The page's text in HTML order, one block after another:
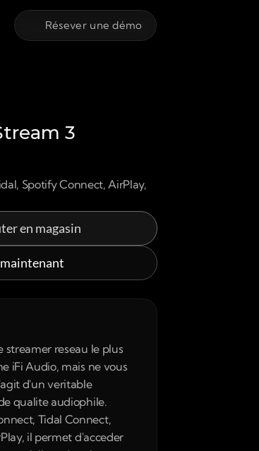
3
Spotify Connect, AirPlay,
en magasin
streamer reseau le plus
iFi Audio, mais ne vous
d'un veritable
qualite audiophile.
Tidal Connect,
il permet d'acceder
Résever une démo